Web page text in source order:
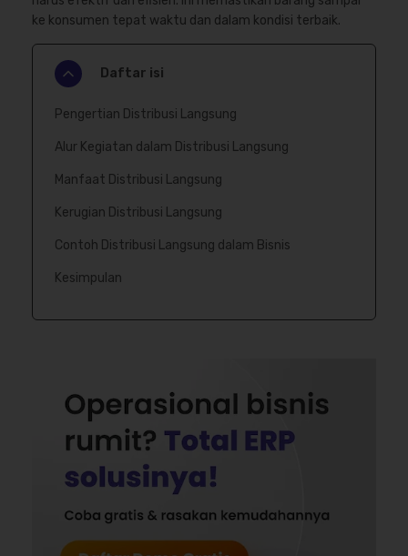
ke konsumen tepat waktu dan dalam kondisi terbaik.
Daftar isi
Pengertian Distribusi Langsung
Alur Kegiatan dalam Distribusi Langsung
Manfaat Distribusi Langsung
Kerugian Distribusi Langsung
Contoh Distribusi Langsung dalam Bisnis
Kesimpulan